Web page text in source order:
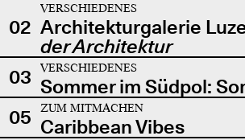
02
VERSCHIEDENES
Architekturgalerie
der Architektur
03
VERSCHIEDENES
Sommer im Südpol:
05
ZUM MITMACHEN
Caribbean Vibes